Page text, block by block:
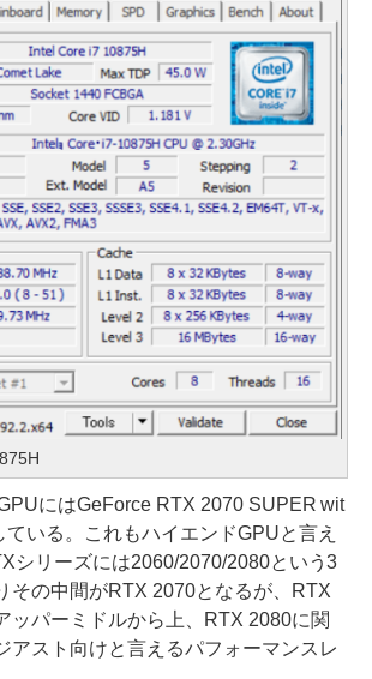
にはGeForce RTX 2070 SUPER wit
ている。これもハイエンドGPUと言え
シリーズには2060/2070/2080という3
その中間がRTX 2070となるが、RTX
ッパーミドルから上、RTX 2080に関
アスト向けと言えるパフォーマンスレ